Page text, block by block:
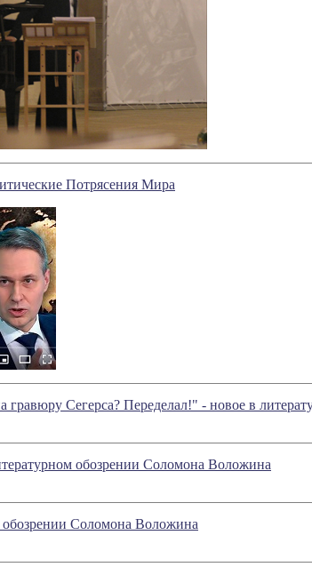
Потрясения Мира
гравюру Сегерса? Переделал!" - новое в
обозрении Соломона Воложина
Соломона Воложина